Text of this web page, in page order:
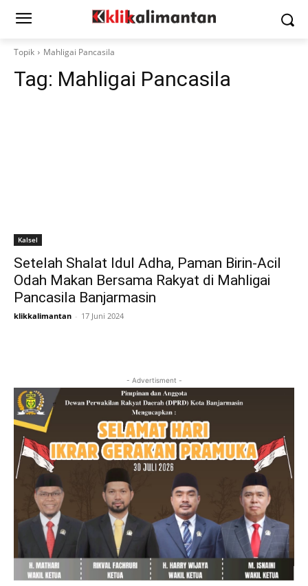
Topik Mahligai Pancasila
Tag: Mahligai Pancasila
Kalsel
Setelah Shalat Idul Adha, Paman Birin-Acil
Odah Makan Bersama Rakyat di Mahligai
Pancasila Banjarmasin
klikkalimantan - 17 Juni 2024
- Advertisment -